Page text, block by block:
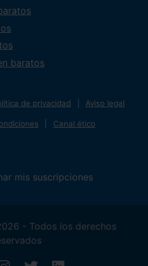
baratos
de privacidad Aviso legal
Canal ético
mis suscripciones
- Todos los derechos